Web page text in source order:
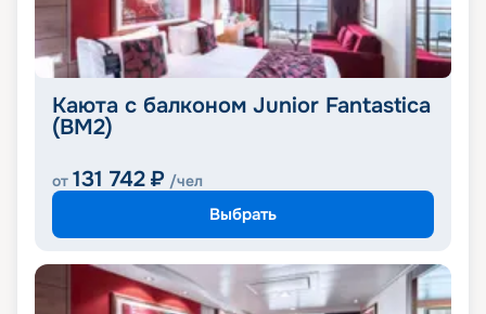
Каюта с балконом Junior Fantastica
(BM2)
от 131 742 ₽ /чел
Выбрать